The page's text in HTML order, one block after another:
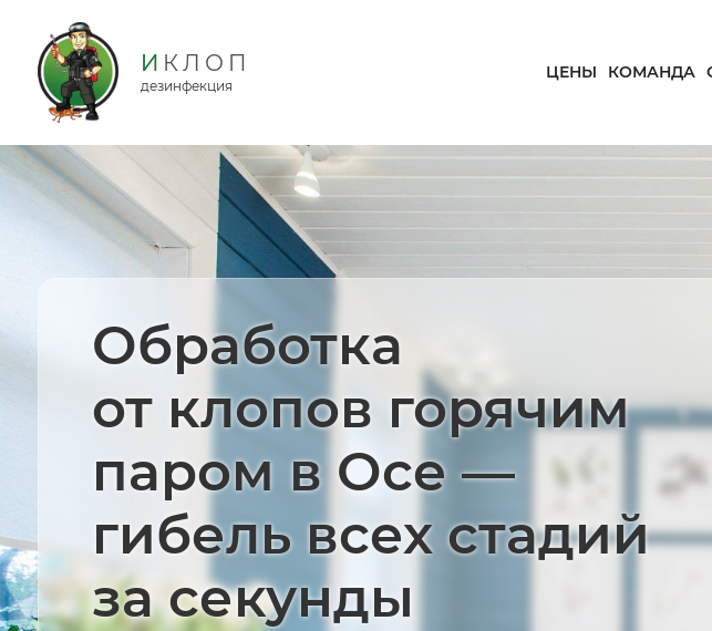
дезинфекция
ЦЕНЫ КОМАНДА
Обработка
от клопов горячим
паром в Осе —
гибель всех стадий
за секунды